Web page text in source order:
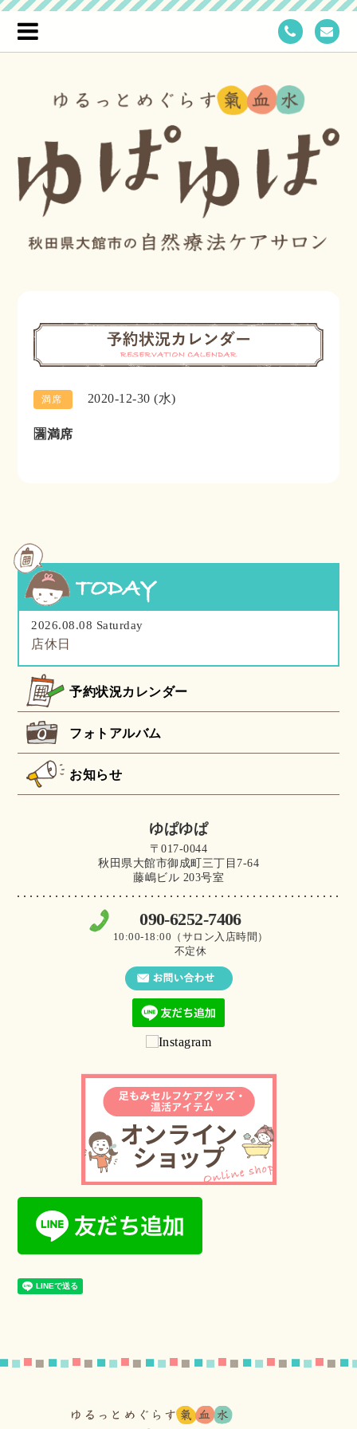
満席 2020-12-30 (水)
🈵満席
2026.08.08 Saturday
店休日
予約状況カレンダー
フォトアルバム
お知らせ
ゆぱゆぱ
〒017-0044
秋田県大館市御成町三丁目7-64
藤嶋ビル 203号室
090-6252-7406
10:00-18:00（サロン入店時間）
不定休